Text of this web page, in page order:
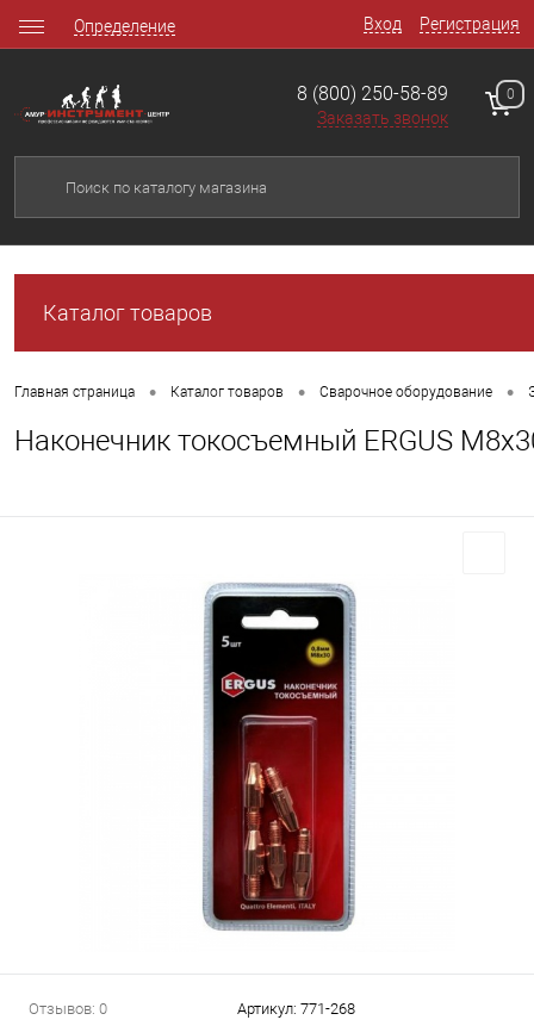
Вход Регистрация
Определение
8 (800) 250-58-89
Заказать звонок
0
Каталог товаров
Главная страница • Каталог товаров • Сварочное оборудование •
Наконечник токосъемный ERGUS
Отзывов: 0 Артикул: 771-268